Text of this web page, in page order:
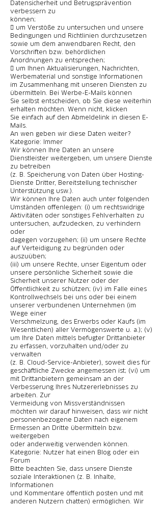
Datensicherheit und Betrugsprävention
verbessern zu
können;
 um Verstöße zu untersuchen und unsere
Bedingungen und Richtlinien durchzusetzen
sowie um dem anwendbaren Recht, den
Vorschriften bzw. behördlichen
Anordnungen zu entsprechen;
 um Ihnen Aktualisierungen, Nachrichten,
Werbematerial und sonstige Informationen
im Zusammenhang mit unseren Diensten zu
übermitteln. Bei Werbe-E-Mails können
Sie selbst entscheiden, ob Sie diese weiterhin
erhalten möchten. Wenn nicht, klicken
Sie einfach auf den Abmeldelink in diesen E-
Mails.
An wen geben wir diese Daten weiter?
Kategorie: Immer
Wir können Ihre Daten an unsere
Dienstleister weitergeben, um unsere Dienste
zu betreiben
(z. B. Speicherung von Daten über Hosting-
Dienste Dritter, Bereitstellung technischer
Unterstützung usw.).
Wir können Ihre Daten auch unter folgenden
Umständen offenlegen: (i) um rechtswidrige
Aktivitäten oder sonstiges Fehlverhalten zu
untersuchen, aufzudecken, zu verhindern
oder
dagegen vorzugehen; (ii) um unsere Rechte
auf Verteidigung zu begründen oder
auszuüben;
(iii) um unsere Rechte, unser Eigentum oder
unsere persönliche Sicherheit sowie die
Sicherheit unserer Nutzer oder der
Öffentlichkeit zu schützen; (iv) im Falle eines
Kontrollwechsels bei uns oder bei einem
unserer verbundenen Unternehmen (im
Wege einer
Verschmelzung, des Erwerbs oder Kaufs (im
Wesentlichen) aller Vermögenswerte u. a.); (v)
um Ihre Daten mittels befugter Drittanbieter
zu erfassen, vorzuhalten und/oder zu
verwalten
(z. B. Cloud-Service-Anbieter), soweit dies für
geschäftliche Zwecke angemessen ist; (vi) um
mit Drittanbietern gemeinsam an der
Verbesserung Ihres Nutzererlebnisses zu
arbeiten. Zur
Vermeidung von Missverständnissen
möchten wir darauf hinweisen, dass wir nicht
personenbezogene Daten nach eigenem
Ermessen an Dritte übermitteln bzw.
weitergeben
oder anderweitig verwenden können.
Kategorie: Nutzer hat einen Blog oder ein
Forum
Bitte beachten Sie, dass unsere Dienste
soziale Interaktionen (z. B. Inhalte,
Informationen
und Kommentare öffentlich posten und mit
anderen Nutzern chatten) ermöglichen. Wir